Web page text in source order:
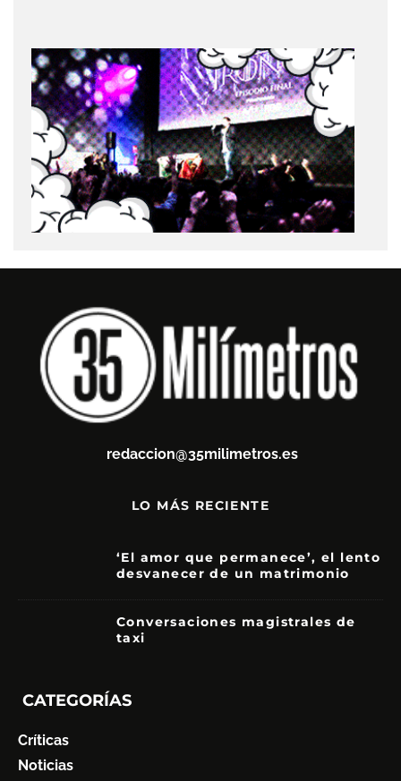
redaccion@35milimetros.es
LO MÁS RECIENTE
‘El amor que permanece’, el lento
desvanecer de un matrimonio
Conversaciones magistrales de
taxi
CATEGORÍAS
Críticas
Noticias